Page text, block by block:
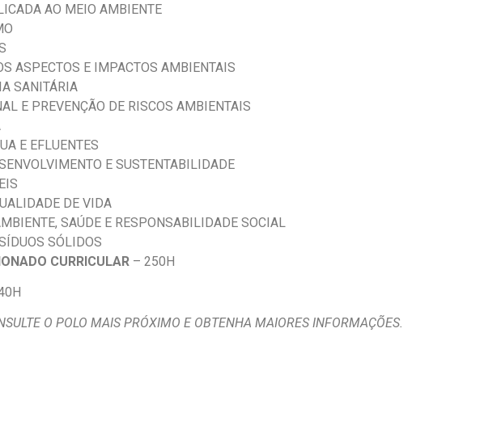
AO MEIO AMBIENTE
ASPECTOS E IMPACTOS AMBIENTAIS
SANITÁRIA
E PREVENÇÃO DE RISCOS AMBIENTAIS
E EFLUENTES
E SUSTENTABILIDADE
DE VIDA
SAÚDE E RESPONSABILIDADE SOCIAL
SÓLIDOS
CURRICULAR – 250H
O POLO MAIS PRÓXIMO E OBTENHA MAIORES INFORMAÇÕES.